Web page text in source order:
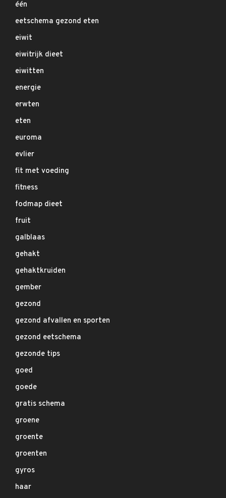
één
eetschema gezond eten
eiwit
eiwitrijk dieet
eiwitten
energie
erwten
eten
euroma
evlier
fit met voeding
fitness
fodmap dieet
fruit
galblaas
gehakt
gehaktkruiden
gember
gezond
gezond afvallen en sporten
gezond eetschema
gezonde tips
goed
goede
gratis schema
groene
groente
groenten
gyros
haar